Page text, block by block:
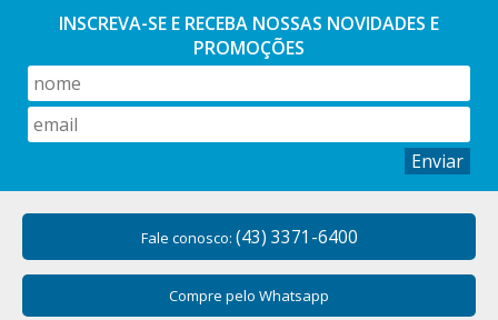
INSCREVA-SE E RECEBA NOSSAS NOVIDADES E
PROMOÇÕES
Enviar
Fale conosco: (43) 3371-6400
Compre pelo Whatsapp